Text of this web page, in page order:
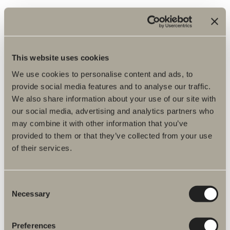
This website uses cookies
We use cookies to personalise content and ads, to
provide social media features and to analyse our traffic.
We also share information about your use of our site with
our social media, advertising and analytics partners who
may combine it with other information that you’ve
provided to them or that they’ve collected from your use
of their services.
Selection
Necessary
Preferences
Ilme on pohjoismaisen luonnonläheinen ja maanläheisen tumma.
Alkaen 3 336 €
Saatavilla useita vaihtoehtoja
SIIRRY TUOTTEESEEN
Ilme on pohjoismaisen luonnonläheinen ja maanläheisen tumma.